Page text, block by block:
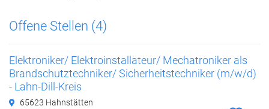
Offene Stellen (4)
Elektroniker/ Elektroinstallateur/ Mechatroniker als
Brandschutztechniker/ Sicherheitstechniker (m/w/d)
- Lahn-Dill-Kreis
65623 Hahnstätten